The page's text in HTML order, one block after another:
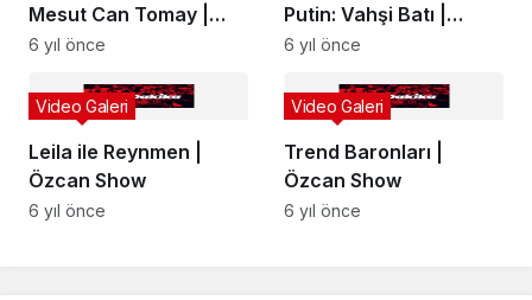
Mesut Can Tomay |
Özcan Show
6 yıl önce
Putin: Vahşi Batı |
Özcan Show
6 yıl önce
Leila ile Reynmen |
Özcan Show
Video Galeri
6 yıl önce
Trend Baronları |
Özcan Show
Video Galeri
6 yıl önce